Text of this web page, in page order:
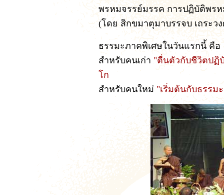
พรหมจรรย์มรรค การปฏิบัติพร
(โดย สิกขมาตุมาบรรจบ เถระว
ธรรมะภาคพิเศษในวันแรกนี้ คือ
สำหรับคนเก่า "ตื่นตัวกับชีวิตปฏิ
โก
สำหรับคนใหม่ "เริ่มต้นกับธรรม